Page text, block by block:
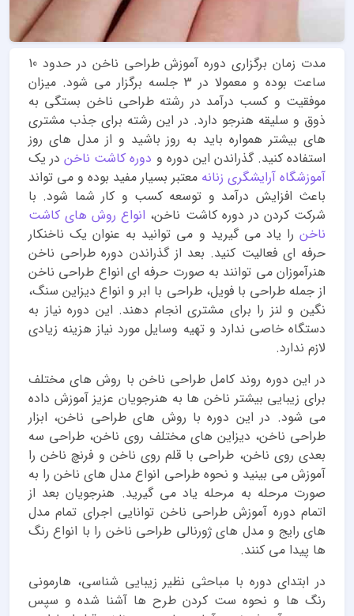
مدت زمان برگزاری دوره آموزش طراحی ناخن در حدود 10
ساعت بوده و معمولا در 3 جلسه برگزار می شود. میزان
موفقیت و کسب درآمد در رشته طراحی ناخن بستگی به
ذوق و سلیقه هنرجو دارد. در این رشته برای جذب مشتری
های بیشتر همواره باید به روز باشید و از مدل های روز
استفاده کنید. گذراندن این دوره و دوره کاشت ناخندر یک
آموزشگاه آرایشگری زنانه معتبر بسیار مفید بوده و می تواند
باعث افزایش درآمد و توسعه کسب و کار شما شود. با
شرکت کردن در دوره کاشت ناخن، انواع روش های کاشت
ناخن را یاد می گیرید و می توانید به عنوان یک ناخنکار
حرفه ای فعالیت کنید. بعد از گذراندن دوره طراحی ناخن
هنرآموزان می توانند به صورت حرفه ای انواع طراحی ناخن
از جمله طراحی با فویل، طراحی با ابر و انواع دیزاین سنگ،
نگین و لنز را برای مشتری انجام دهند. این دوره نیاز به
دستگاه خاصی ندارد و تهیه وسایل مورد نیاز هزینه زیادی
لازم ندارد.
در این دوره روند کامل طراحی ناخن با روش های مختلف
برای زیبایی بیشتر ناخن ها به هنرجویان عزیز آموزش داده
می شود. در این دوره با روش های طراحی ناخن، ابزار
طراحی ناخن، دیزاین های مختلف روی ناخن، طراحی سه
بعدی روی ناخن، طراحی با قلم روی ناخن و فرنچ ناخن را
آموزش می بینید و نحوه طراحی انواع مدل های ناخن را به
صورت مرحله به مرحله یاد می گیرید. هنرجویان بعد از
اتمام دوره آموزش طراحی ناخن توانایی اجرای تمام مدل
های رایج و مدل های ژورنالی طراحی ناخن را با انواع رنگ
ها پیدا می کنند.
در ابتدای دوره با مباحثی نظیر زیبایی شناسی، هارمونی
رنگ ها و نحوه ست کردن طرح ها آشنا شده و سپس